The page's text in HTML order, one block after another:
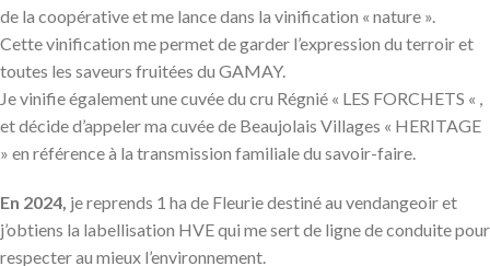
de la coopérative et me lance dans la vinification « nature ».
Cette vinification me permet de garder l’expression du terroir et
toutes les saveurs fruitées du GAMAY.
Je vinifie également une cuvée du cru Régnié « LES FORCHETS « ,
et décide d’appeler ma cuvée de Beaujolais Villages « HERITAGE
» en référence à la transmission familiale du savoir-faire.
En 2024, je reprends 1 ha de Fleurie destiné au vendangeoir et
j’obtiens la labellisation HVE qui me sert de ligne de conduite pour
respecter au mieux l’environnement.